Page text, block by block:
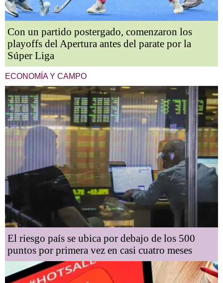
Con un partido postergado, comenzaron los
playoffs del Apertura antes del parate por la
Súper Liga
ECONOMÍA Y CAMPO
El riesgo país se ubica por debajo de los 500
puntos por primera vez en casi cuatro meses